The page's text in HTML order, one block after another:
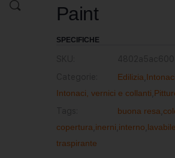
Paint
SPECIFICHE
Edilizia Intonaci
Intonaci, vernici e collanti
buona resa
copertura inerni interno lavabile
traspirante